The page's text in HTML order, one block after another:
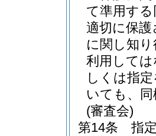
て準用す
適切に保
に関し知
利用して
しくは指
いても、
(審査会)
第14条
指